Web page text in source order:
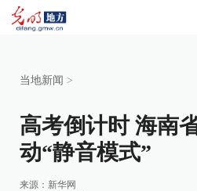
当地新闻 >
高考倒计时 海南
动“静音模式”
来源： 新华网